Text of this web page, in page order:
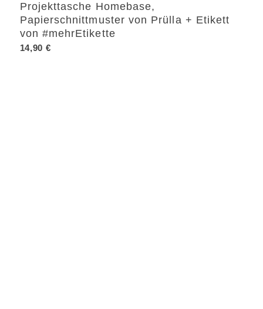
Projekttasche Homebase,
Papierschnittmuster von Prülla + Etikett
von #mehrEtikette
14,90 €